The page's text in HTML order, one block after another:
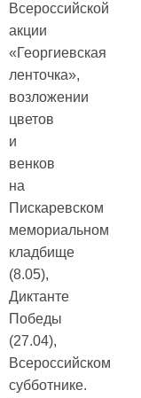
Всероссийской
акции
«Георгиевская
ленточка»,
возложении
цветов
и
венков
на
Пискаревском
мемориальном
кладбище
(8.05),
Диктанте
Победы
(27.04),
Всероссийском
субботнике.